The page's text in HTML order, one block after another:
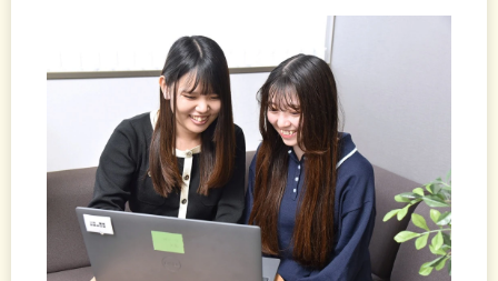
当社を選んだのは、未経験でも受け入れてもらえる
環境だったことが大きな理由です。また、過去に土
木・インフラ関係の職場で働いていた経験があり、
そこで得た知識やエンジニアとしての視点が、建築
業界・商社である今の仕事でも活かせるのではない
かと感じました。全く畑違いの業界というわけでは
なく、自分なりの強みを持って飛び込める点も、入
社の後押しになりましたね。